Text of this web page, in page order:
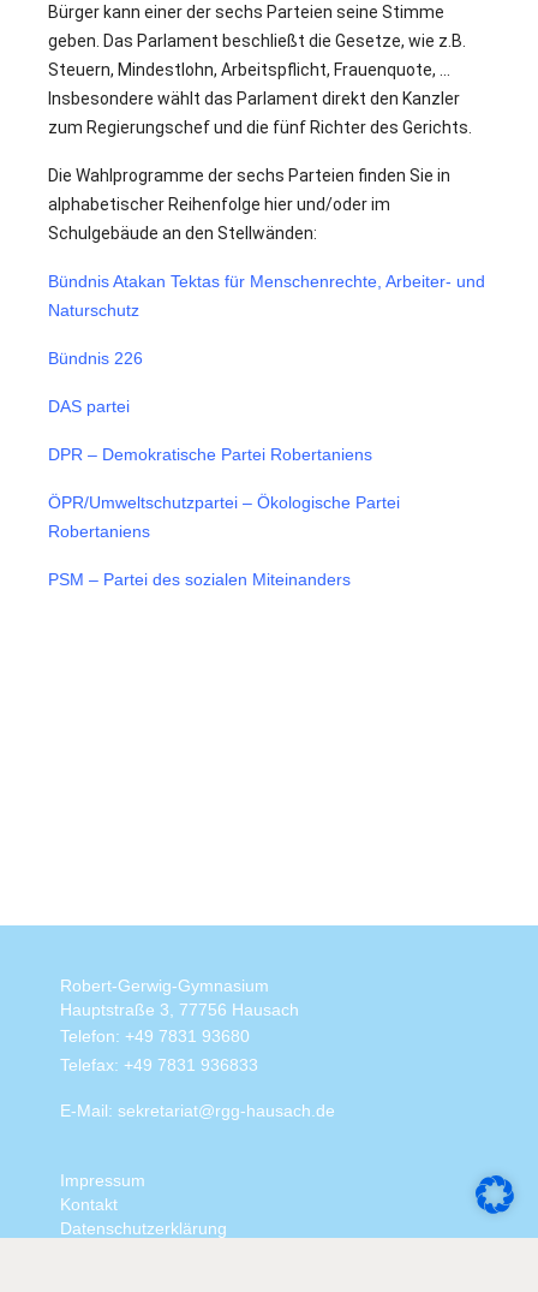
Bürger kann einer der sechs Parteien seine Stimme
geben. Das Parlament beschließt die Gesetze, wie z.B.
Steuern, Mindestlohn, Arbeitspflicht, Frauenquote, …
Insbesondere wählt das Parlament direkt den Kanzler
zum Regierungschef und die fünf Richter des Gerichts.
Die Wahlprogramme der sechs Parteien finden Sie in
alphabetischer Reihenfolge hier und/oder im
Schulgebäude an den Stellwänden:
Bündnis Atakan Tektas für Menschenrechte, Arbeiter- und
Naturschutz
Bündnis 226
DAS partei
DPR – Demokratische Partei Robertaniens
ÖPR/Umweltschutzpartei – Ökologische Partei
Robertaniens
PSM – Partei des sozialen Miteinanders
Robert-Gerwig-Gymnasium
Hauptstraße 3, 77756 Hausach
Telefon: +49 7831 93680
Telefax: +49 7831 936833
E-Mail: sekretariat@rgg-hausach.de
Impressum
Kontakt
Datenschutzerklärung